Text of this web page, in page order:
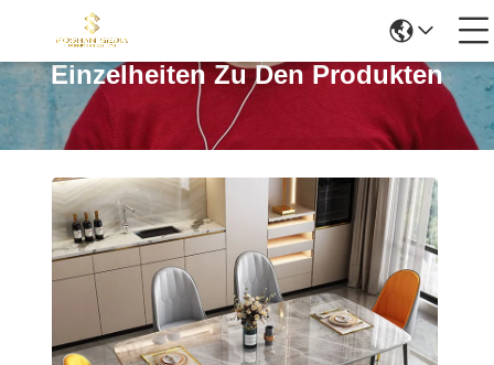
Einzelheiten Zu Den Produkten